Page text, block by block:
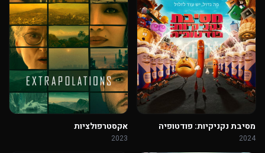
מסיבת נקניקיות: פודטופיה
2024
אקסטרפולציות
2023